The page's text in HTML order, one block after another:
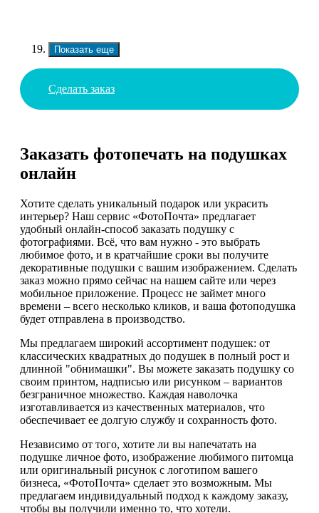
Показать еще
Сделать заказ
Заказать фотопечать на подушках
онлайн
Хотите сделать уникальный подарок или украсить
интерьер? Наш сервис «ФотоПочта» предлагает
удобный онлайн-способ заказать подушку с
фотографиями. Всё, что вам нужно - это выбрать
любимое фото, и в кратчайшие сроки вы получите
декоративные подушки с вашим изображением. Сделать
заказ можно прямо сейчас на нашем сайте или через
мобильное приложение. Процесс не займет много
времени – всего несколько кликов, и ваша фотоподушка
будет отправлена в производство.
Мы предлагаем широкий ассортимент подушек: от
классических квадратных до подушек в полный рост и
длинной "обнимашки". Вы можете заказать подушку со
своим принтом, надписью или рисунком – вариантов
безграничное множество. Каждая наволочка
изготавливается из качественных материалов, что
обеспечивает ее долгую службу и сохранность фото.
Независимо от того, хотите ли вы напечатать на
подушке личное фото, изображение любимого питомца
или оригинальный рисунок с логотипом вашего
бизнеса, «ФотоПочта» сделает это возможным. Мы
предлагаем индивидуальный подход к каждому заказу,
чтобы вы получили именно то, что хотели.